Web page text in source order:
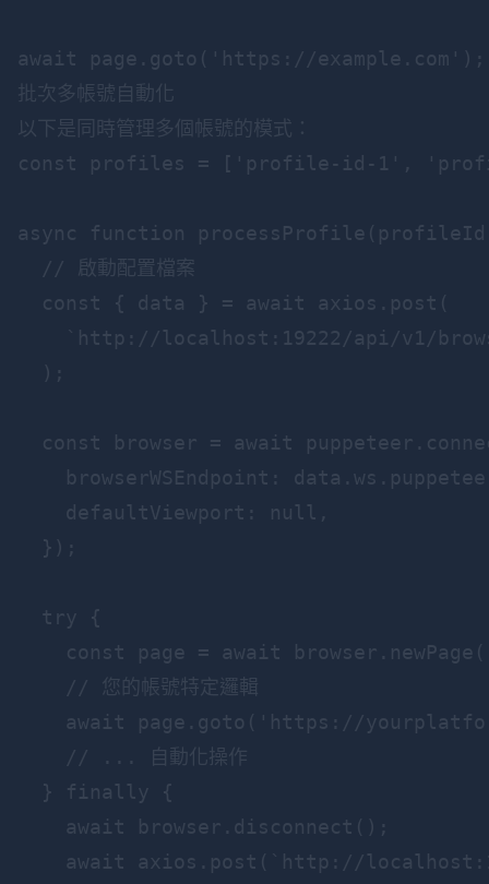
批次多帳號自動化
以下是同時管理多個帳號的模式：
const profiles = ['profile-id-1',
async function
  // 啟動配置檔案
  const { data } = await axios.post(
`http://localhost:19222/api/v1/
  );
const browser = await
browserWSEndpoint:
    defaultViewport: null,
  });
  try {
const page = await
    // 您的帳號特定邏輯
await page.goto('https://
    // ... 自動化操作
  } finally {
    await browser.disconnect();
await axios.post(`http://